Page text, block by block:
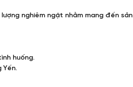
nghiêm ngặt nhằm mang đến sản
huống.
Yến.